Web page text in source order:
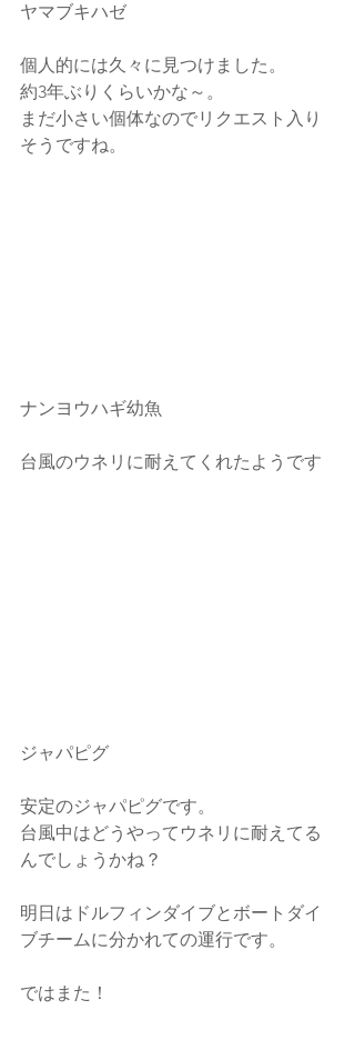
ヤマブキハゼ
個人的には久々に見つけました。
約3年ぶりくらいかな～。
まだ小さい個体なのでリクエスト入り
そうですね。
ナンヨウハギ幼魚
台風のウネリに耐えてくれたようです
ジャパピグ
安定のジャパピグです。
台風中はどうやってウネリに耐えてる
んでしょうかね？
明日はドルフィンダイブとボートダイ
ブチームに分かれての運行です。
ではまた！